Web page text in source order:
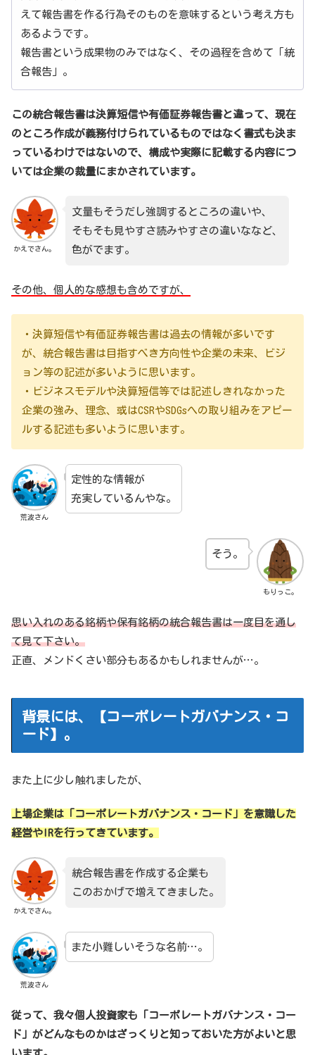
えて報告書を作る行為そのものを意味するという考え方も
あるようです。
報告書という成果物のみではなく、その過程を含めて「統
合報告」。
この統合報告書は決算短信や有価証券報告書と違って、現在
のところ作成が義務付けられているものではなく書式も決ま
っているわけではないので、構成や実際に記載する内容につ
いては企業の裁量にまかされています。
かえでさん。
文量もそうだし強調するところの違いや、
そもそも見やすさ読みやすさの違いななど、
色がでます。
その他、個人的な感想も含めですが、
・決算短信や有価証券報告書は過去の情報が多いです
が、統合報告書は目指すべき方向性や企業の未来、ビジ
ョン等の記述が多いように思います。
・ビジネスモデルや決算短信等では記述しきれなかった
企業の強み、理念、或はCSRやSDGsへの取り組みをアピー
ルする記述も多いように思います。
荒波さん
定性的な情報が
充実しているんやな。
もりっこ。
そう。
思い入れのある銘柄や保有銘柄の統合報告書は一度目を通し
て見て下さい。
正直、メンドくさい部分もあるかもしれませんが…。
背景には、【コーポレートガバナンス・コ
ード】。
また上に少し触れましたが、
上場企業は「コーポレートガバナンス・コード」を意識した
経営やIRを行ってきています。
かえでさん。
統合報告書を作成する企業も
このおかげで増えてきました。
荒波さん
また小難しいそうな名前…。
従って、我々個人投資家も「コーポレートガバナンス・コー
ド」がどんなものかはざっくりと知っておいた方がよいと思